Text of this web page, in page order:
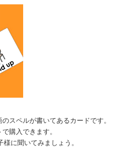
スペルが書いてあるカードです。
購入できます。
に聞いてみましょう。